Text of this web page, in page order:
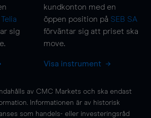
Telia
sig
.
kundkonton med en
öppen position på SEB SA
förväntar sig att priset ska
move.
Visa instrument
av CMC Markets och ska endast
Informationen är av historisk
som handels- eller investeringsråd